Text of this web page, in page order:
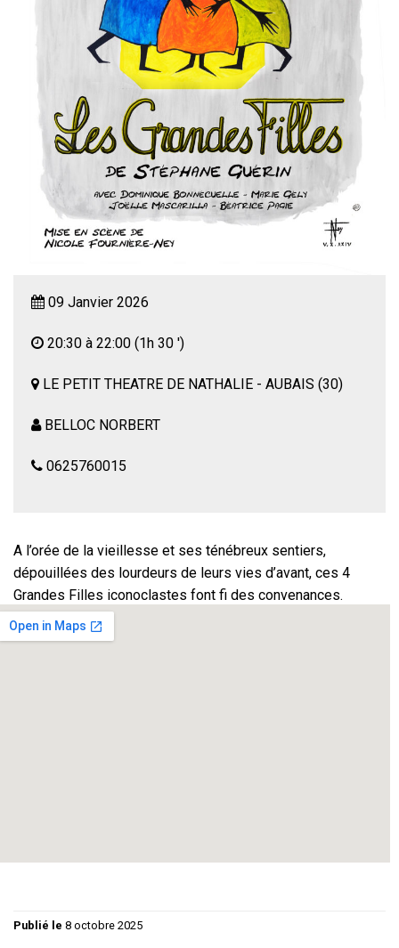
09 Janvier 2026
20:30 à 22:00 (1h 30 ')
LE PETIT THEATRE DE NATHALIE - AUBAIS (30)
BELLOC NORBERT
0625760015
A l’orée de la vieillesse et ses ténébreux sentiers,
dépouillées des lourdeurs de leurs vies d’avant, ces 4
Grandes Filles iconoclastes font fi des convenances.
Libres de convoquer leur jeunesse et leur histoire pour les
partager, libres de laisser ressortir les petites filles
Publié le 8 octobre 2025